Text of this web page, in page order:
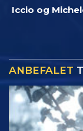
Iccio og
ANBEFALET